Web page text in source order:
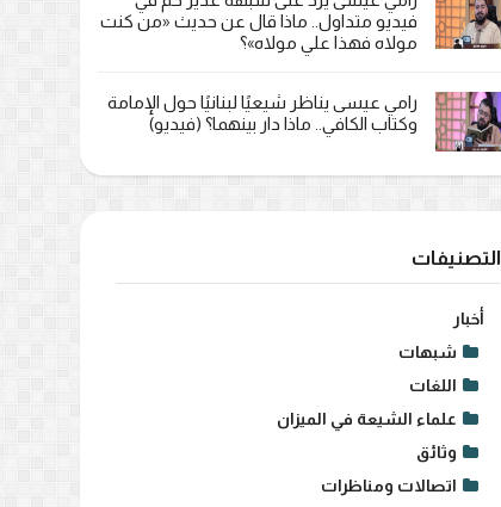
فيديو متداول.. ماذا قال عن حديث «من كنت
مولاه فهذا علي مولاه»؟
رامي عيسى يناظر شيعيًا لبنانيًا حول الإمامة
وكتاب الكافي.. ماذا دار بينهما؟ (فيديو)
التصنيفات
أخبار
شبهات
اللغات
علماء الشيعة في الميزان
وثائق
اتصالات ومناظرات